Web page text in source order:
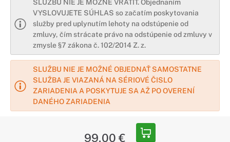
SLUŽBU NIE JE MOŽNÉ VRÁTIŤ. Objednaním
VYSLOVUJETE SÚHLAS so začatím poskytovania
služby pred uplynutím lehoty na odstúpenie od
zmluvy, čím strácate právo na odstúpenie od zmluvy v
zmysle §7 zákona č. 102/2014 Z. z.
SLUŽBU NIE JE MOŽNÉ OBJEDNAŤ SAMOSTATNE
SLUŽBA JE VIAZANÁ NA SÉRIOVÉ ČISLO
ZARIADENIA A POSKYTUJE SA AŽ PO OVERENÍ
DANÉHO ZARIADENIA
99,00 €